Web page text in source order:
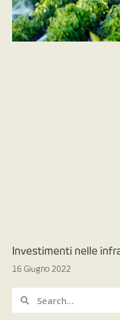
Investimenti nelle
16 Giugno 2022